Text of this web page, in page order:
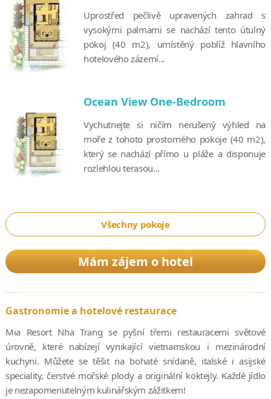
Uprostřed pečlivě upravených zahrad s
vysokými palmami se nachází tento útulný
pokoj (40 m2), umístěný poblíž hlavního
hotelového zázemí...
Ocean View One-Bedroom
Vychutnejte si ničím nerušený výhled na
moře z tohoto prostorného pokoje (40 m2),
který se nachází přímo u pláže a disponuje
rozlehlou terasou...
Všechny pokoje
Mám zájem o hotel
Gastronomie a hotelové restaurace
Mia Resort Nha Trang se pyšní třemi restauracemi světové
úrovně, které nabízejí vynikající vietnamskou i mezinárodní
kuchyni. Můžete se těšit na bohaté snídaně, italské i asijské
speciality, čerstvé mořské plody a originální koktejly. Každé jídlo
je nezapomenutelným kulinářským zážitkem!